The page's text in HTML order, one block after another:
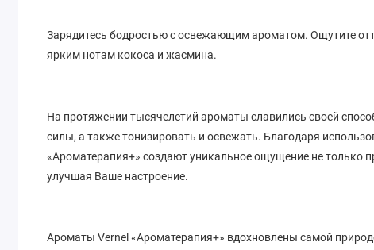
Зарядитесь бодростью с освежающим ароматом. Ощутите
ярким нотам кокоса и жасмина.
На протяжении тысячелетий ароматы славились своей
силы, а также тонизировать и освежать. Благодаря
«Ароматерапия+» создают уникальное ощущение не только
улучшая Ваше настроение.
Ароматы Vernel «Ароматерапия+» вдохновлены самой